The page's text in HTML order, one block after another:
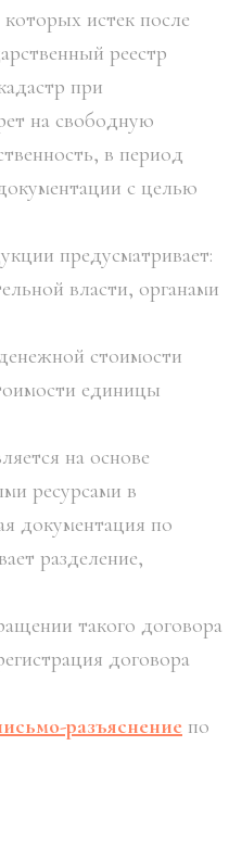
истек после
реестр
при
на свободную
в период
с целью
предусматривает:
власти, органами
стоимости
единицы
на основе
ресурсами в
документация по
разделение,
такого договора
договора
разъяснение по